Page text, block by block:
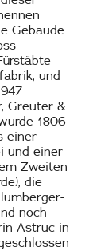
Gebäude
und
Greuter &
1806
einer
und einer
Zweiten
die
noch
Astruc in